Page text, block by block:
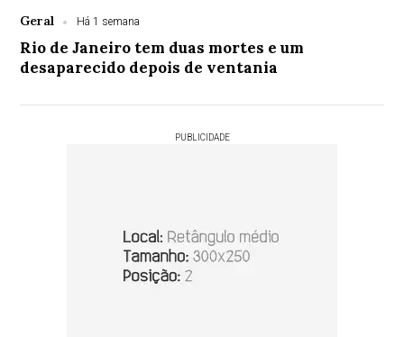
Geral Há 1 semana
Rio de Janeiro tem duas mortes e um
desaparecido depois de ventania
PUBLICIDADE